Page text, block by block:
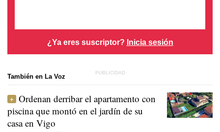
¿Ya eres suscriptor? Inicia sesión
También en La Voz
Ordenan derribar el apartamento con
piscina que montó en el jardín de su
casa en Vigo